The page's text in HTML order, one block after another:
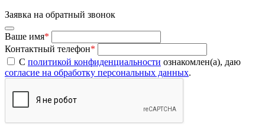
Заявка на обратный звонок
Ваше имя*
Контактный телефон*
С политикой конфиденциальности ознакомлен(а), даю
согласие на обработку персональных данных.